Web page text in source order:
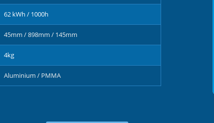
62 kWh / 1000h
45mm / 898mm / 145mm
4kg
Aluminium / PMMA